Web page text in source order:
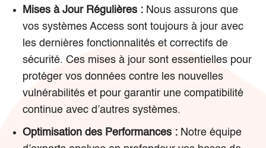
Mises à Jour Régulières :Nous assurons que
vos systèmes Access sont toujours à jour avec
les dernières fonctionnalités et correctifs de
sécurité. Ces mises à jour sont essentielles pour
protéger vos données contre les nouvelles
vulnérabilités et pour garantir une compatibilité
continue avec d’autres systèmes.
Optimisation des Performances :Notre équipe